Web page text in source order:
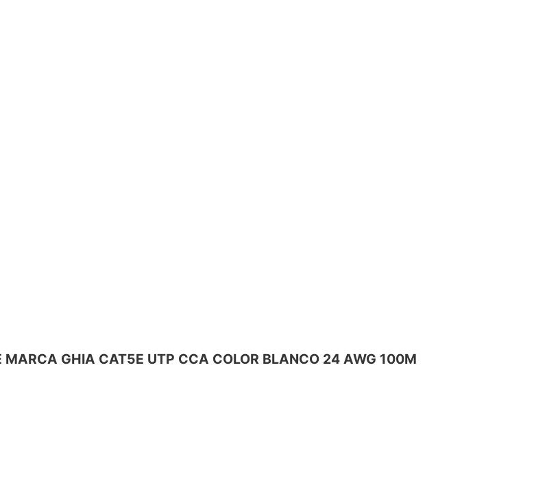
GHIA CAT5E UTP CCA COLOR BLANCO 24 AWG 100M